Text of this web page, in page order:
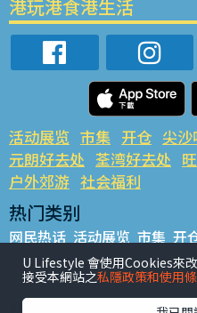
港玩港食港生活
活动展览 市集 开仓 尖
元朗好去处 荃湾好去处
户外郊游 社会福利
热门类别
网民热话 活动展览 市集 开
铜锣湾好去处 元朗好去处
餐厅情报 户外郊游
U Lifestyle 會使用Cookies來
接受本網站之私隱政策和使用